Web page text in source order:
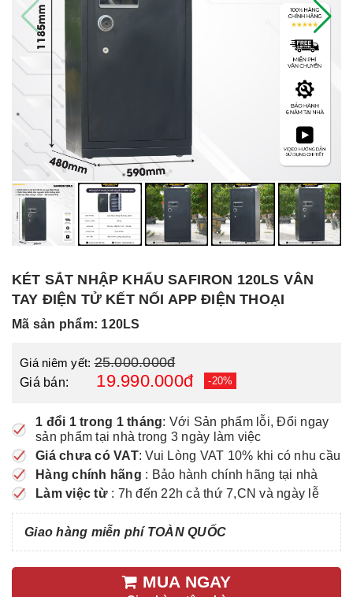
KÉT SẮT NHẬP KHẨU SAFIRON 120LS VÂN
TAY ĐIỆN TỬ KẾT NỐI APP ĐIỆN THOẠI
Mã sản phẩm: 120LS
Giá niêm yết:25.000.000đ
Giá bán: 19.990.000đ -20%
1 đổi 1 trong 1 tháng: Với Sản phẩm lỗi, Đổi ngay
sản phẩm tại nhà trong 3 ngày làm việc
Giá chưa có VAT: Vui Lòng VAT 10% khi có nhu cầu
Hàng chính hãng : Bảo hành chính hãng tại nhà
Làm việc từ : 7h đến 22h cả thứ 7,CN và ngày lễ
Giao hàng miễn phí TOÀN QUỐC
MUA NGAY